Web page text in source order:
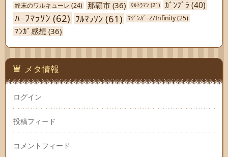
終末のワルキューレ (24) 那覇市 (36) ｳﾙﾄﾗﾏﾝ (21) ｶﾞﾝﾌﾟﾗ (40)
ﾊｰﾌﾏﾗｿﾝ (62) ﾌﾙﾏﾗｿﾝ (61) ﾏｼﾞﾝｶﾞｰZ/Infinity(25)
ﾏﾝｶﾞ感想 (36)
メタ情報
ログイン
投稿フィード
コメントフィード